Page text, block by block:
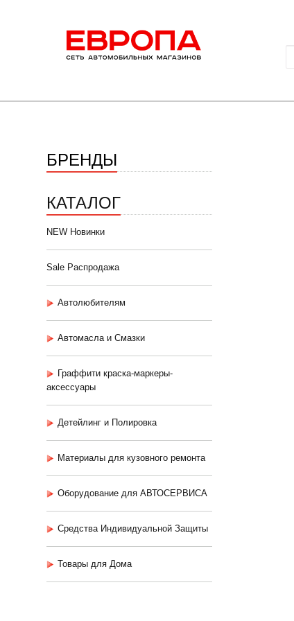
БРЕНДЫ
КАТАЛОГ
NEW Новинки
Sale Распродажа
Автолюбителям
Автомасла и Смазки
Граффити краска-маркеры-
аксессуары
Детейлинг и Полировка
Материалы для кузовного ремонта
Оборудование для АВТОСЕРВИСА
Средства Индивидуальной Защиты
Товары для Дома